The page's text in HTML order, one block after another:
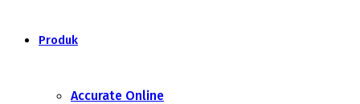
Produk
Accurate Online